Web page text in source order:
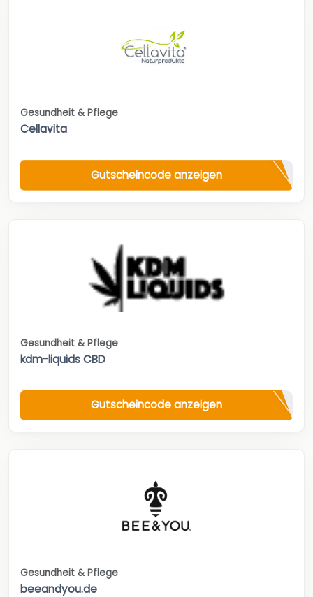
Gesundheit & Pflege
Cellavita
Gutscheincode anzeigen
Gesundheit & Pflege
kdm-liquids CBD
Gutscheincode anzeigen
Gesundheit & Pflege
beeandyou.de